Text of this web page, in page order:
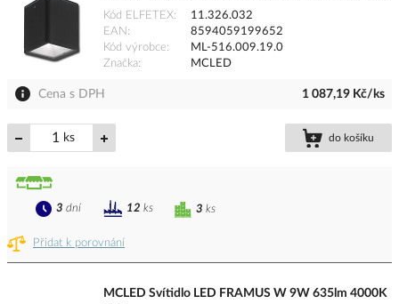
Kód ELFETEX
11.326.032
EAN
8594059199652
Kód výrobce
ML-516.009.19.0
Značka
MCLED
Cena s DPH 1 087,19 Kč/ks
ks do košíku
Přidat k porovnání
3 ks
3 dní 12 ks
MCLED Svítidlo LED FRAMUS W 9W 635lm 4000K